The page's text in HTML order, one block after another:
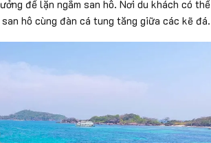
để lặn ngắm san hô. Nơi du khách có thể
hô cùng đàn cá tung tăng giữa các kẽ đá.